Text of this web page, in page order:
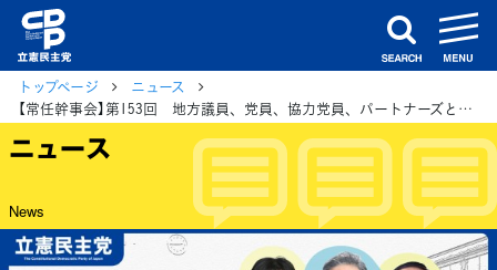
search
トップページ
ニュース
【常任幹事会】第153回 地方議員、党員、協力党員、パートナーズとともに「運動を前に進めていく」水岡代表
ニュース
News